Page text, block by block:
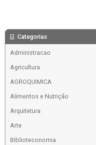
Categorias
Administracao
Agricultura
AGROQUIMICA
Alimentos e Nutrição
Arquitetura
Arte
Biblioteconomia